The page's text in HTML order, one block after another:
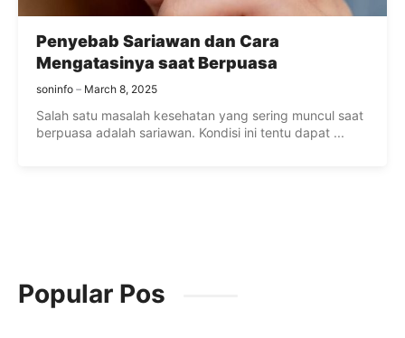
Penyebab Sariawan dan Cara
Mengatasinya saat Berpuasa
soninfo March 8, 2025
Salah satu masalah kesehatan yang sering muncul saat
berpuasa adalah sariawan. Kondisi ini tentu dapat ...
Popular Pos